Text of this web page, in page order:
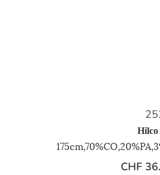
CHF